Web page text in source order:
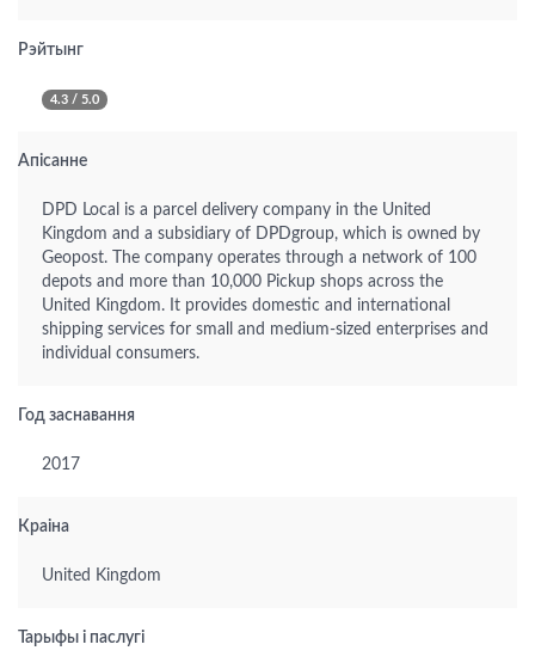
Рэйтынг
4.3 / 5.0
Апісанне
DPD Local is a parcel delivery company in the United
Kingdom and a subsidiary of DPDgroup, which is owned by
Geopost. The company operates through a network of 100
depots and more than 10,000 Pickup shops across the
United Kingdom. It provides domestic and international
shipping services for small and medium-sized enterprises and
individual consumers.
Год заснавання
2017
Краіна
United Kingdom
Тарыфы і паслугі